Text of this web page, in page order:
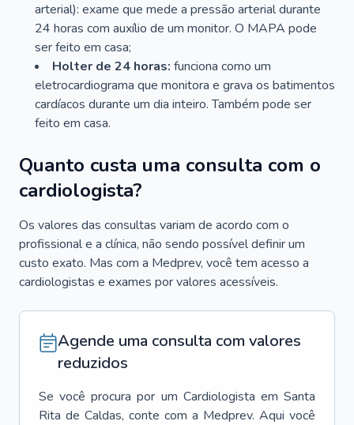
arterial): exame que mede a pressão arterial durante
24 horas com auxílio de um monitor. O MAPA pode
ser feito em casa;
Holter de 24 horas: funciona como um
eletrocardiograma que monitora e grava os batimentos
cardíacos durante um dia inteiro. Também pode ser
feito em casa.
Quanto custa uma consulta com o
cardiologista?
Os valores das consultas variam de acordo com o
profissional e a clínica, não sendo possível definir um
custo exato. Mas com a Medprev, você tem acesso a
cardiologistas e exames por valores acessíveis.
Agende uma consulta com valores
reduzidos
Se você procura por um Cardiologista em Santa
Rita de Caldas, conte com a Medprev. Aqui você